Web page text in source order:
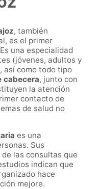
, también
es el primer
una especialidad
(jóvenes, adultos y
así como todo tipo
cabecera, junto con
la atención
contacto de
de salud no
es una
Sus
las consultas que
indican que
hace
mejore.